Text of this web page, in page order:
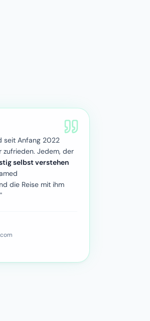
seit Anfang 2022
zufrieden. Jedem, der
selbst verstehen
die Reise mit ihm